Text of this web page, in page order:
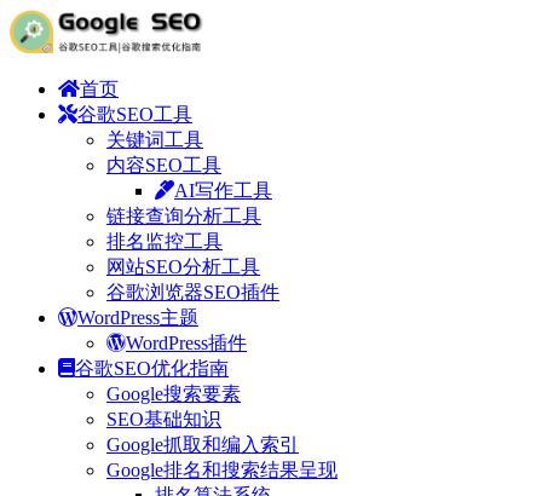
首页
谷歌SEO工具
关键词工具
内容SEO工具
AI写作工具
链接查询分析工具
排名监控工具
网站SEO分析工具
谷歌浏览器SEO插件
WordPress主题
WordPress插件
谷歌SEO优化指南
Google搜索要素
SEO基础知识
Google抓取和编入索引
Google排名和搜索结果呈现